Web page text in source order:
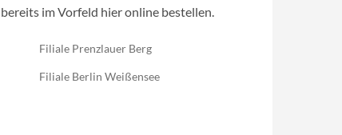
bereits im Vorfeld hier online bestellen.
Filiale Prenzlauer Berg
Filiale Berlin Weißensee